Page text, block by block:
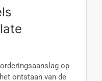
op
ontstaan van de